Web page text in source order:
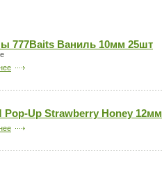
777Baits Ваниль 10мм 25шт
Pop-Up Strawberry Honey 12мм